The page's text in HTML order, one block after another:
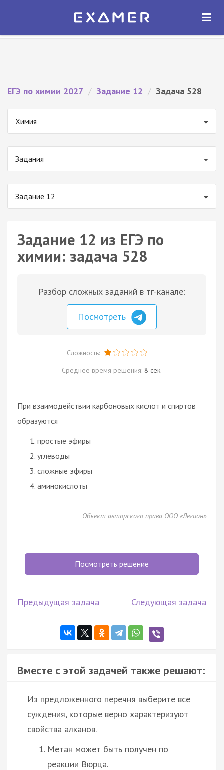
Экзамер — ЕГЭ 2027
ОТКРЫТЬ
ЕГЭ по химии 2027 / Задание 12 / Задача 528
Химия
Задания
Задание 12
Задание 12 из ЕГЭ по
химии: задача 528
Разбор сложных заданий в тг-канале:
Посмотреть
Сложность:
Среднее время решения: 8 сек.
При взаимодействии карбоновых кислот и спиртов
образуются
простые эфиры
углеводы
сложные эфиры
аминокислоты
Объект авторского права ООО «Легион»
Посмотреть решение
Предыдущая задача Следующая задача
Вместе с этой задачей также решают:
Из предложенного перечня выберите все
суждения, которые верно характеризуют
свойства алканов.
Метан может быть получен по
реакции Вюрца.